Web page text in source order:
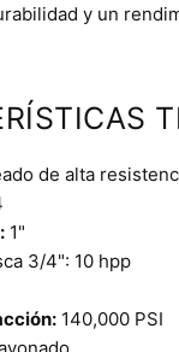
y un
de alta
1"
3/4": 10 hpp
140,000 PSI